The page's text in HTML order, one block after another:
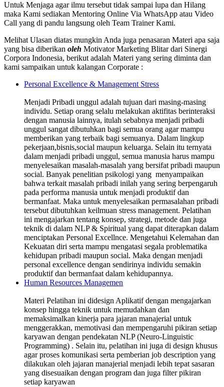
Untuk Menjaga agar ilmu tersebut tidak sampai lupa dan Hilang
maka Kami sediakan Mentoring Online Via WhatsApp atau Video
Call yang di pandu langsung oleh Team Trainer Kami.
Melihat Ulasan diatas mungkin Anda juga penasaran Materi apa saja
yang bisa diberikan oleh Motivator Marketing Blitar dari Sinergi
Corpora Indonesia, berikut adalah Materi yang sering diminta dan
kami sampaikan untuk kalangan Corporate :
Personal Excellence & Management Stress
Menjadi Pribadi unggul adalah tujuan dari masing-masing
individu. Setiap orang selalu melakukan aktifitas berinteraksi
dengan manusia lainnya, itulah sebabnya menjadi pribadi
unggul sangat dibutuhkan bagi semua orang agar mampu
memberikan yang terbaik bagi semuanya. Dalam lingkup
pekerjaan,bisnis,social maupun keluarga. Selain itu ternyata
dalam menjadi pribadi unggul, semua manusia harus mampu
menyelesaikan masalah-masalah yang bersifat pribadi maupun
social. Banyak penelitian psikologi yang menyampaikan
bahwa terkait masalah pribadi inilah yang sering berpengaruh
pada performa manusia untuk menjadi produktif dan
bermanfaat. Maka untuk menyelesaikan permasalahan pribadi
tersebut dibutuhkan keilmuan stress management. Pelatihan
ini mengajarkan tentang konsep, strategi, metode dan juga
teknik di dalam NLP & Spiritual yang dapat diterapkan dalam
menciptakan Personal Excellnce. Mengetahui Kelemahan dan
Kekuatan diri serta mampu mengatasi segala problematika
kehidupan pribadi maupun social. Maka dengan menjadi
personal excellence dengan sendirinya individu semakin
produktif dan bermanfaat dalam kehidupannya.
Human Resources Managemen
Materi Pelatihan ini didesign Aplikatif dengan mengajarkan
konsep hingga teknik untuk memudahkan dan
memaksimalkan kinerja para jajaran manajerial untuk
menggerakkan, memotivasi dan mempengaruhi pikiran setiap
karyawan dengan pendekatan NLP (Neuro-Linguistic
Programming) . Selain itu, pelatihan ini juga di design khusus
agar proses komunikasi serta pemberian job description yang
dilakukan oleh jajaran manajerial menjadi lebih tepat sasaran
yang disesuaikan dengan program dan juga filter pikiran
setiap karyawan